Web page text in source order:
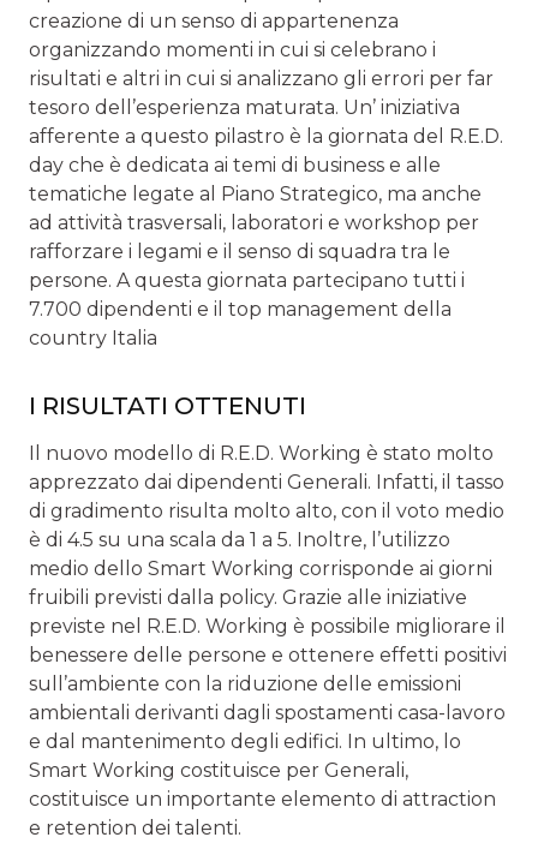
creazione di un senso di appartenenza
organizzando momenti in cui si celebrano i
risultati e altri in cui si analizzano gli errori per far
tesoro dell’esperienza maturata. Un’ iniziativa
afferente a questo pilastro è la giornata del R.E.D.
day che è dedicata ai temi di business e alle
tematiche legate al Piano Strategico, ma anche
ad attività trasversali, laboratori e workshop per
rafforzare i legami e il senso di squadra tra le
persone. A questa giornata partecipano tutti i
7.700 dipendenti e il top management della
country Italia
I RISULTATI OTTENUTI
Il nuovo modello di R.E.D. Working è stato molto
apprezzato dai dipendenti Generali. Infatti, il tasso
di gradimento risulta molto alto, con il voto medio
è di 4.5 su una scala da 1 a 5. Inoltre, l’utilizzo
medio dello Smart Working corrisponde ai giorni
fruibili previsti dalla policy. Grazie alle iniziative
previste nel R.E.D. Working è possibile migliorare il
benessere delle persone e ottenere effetti positivi
sull’ambiente con la riduzione delle emissioni
ambientali derivanti dagli spostamenti casa-lavoro
e dal mantenimento degli edifici. In ultimo, lo
Smart Working costituisce per Generali,
costituisce un importante elemento di attraction
e retention dei talenti.